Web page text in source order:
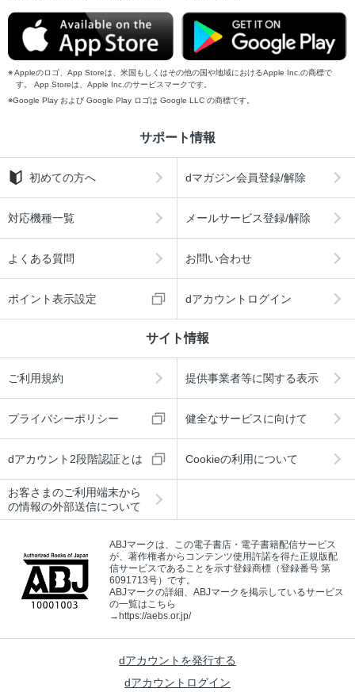
Appleのロゴ、App Storeは、米国もしくはその他の国や地域におけるApple Inc.の商標で
す。 App Storeは、Apple Inc.のサービスマークです。
Google Play および Google Play ロゴは Google LLC の商標です。
サポート情報
初めての方へ dマガジン会員登録/解除
対応機種一覧 メールサービス登録/解除
よくある質問 お問い合わせ
ポイント表示設定 dアカウントログイン
サイト情報
ご利用規約 提供事業者等に関する表示
プライバシーポリシー 健全なサービスに向けて
dアカウント2段階認証とは Cookieの利用について
お客さまのご利用端末から
の情報の外部送信について
ABJマークは、この電子書店・電子書籍配信サービス
が、著作権者からコンテンツ使用許諾を得た正規版配
信サービスであることを示す登録商標（登録番号 第
6091713号）です。
ABJマークの詳細、ABJマークを掲示しているサービス
の一覧はこちら
→ https://aebs.or.jp/
dアカウントを発行する
dアカウントログイン